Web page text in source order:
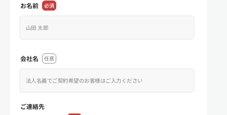
お名前 必須
会社名 任意
ご連絡先